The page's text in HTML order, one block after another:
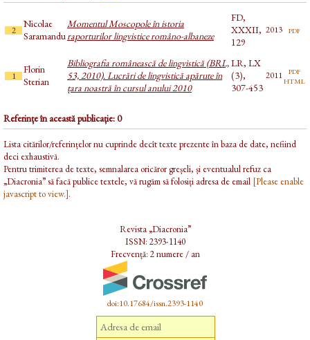
2
Nicolae
Saramandu
Momentul Moscopole în istoria
raporturilor lingvistice româno-albaneze
FD,
XXXII,
129
2013 pdf
1
Florin
Sterian
Bibliografia românească de lingvistică (BRL,
53, 2010). Lucrări de lingvistică apărute în
țara noastră în cursul anului 2010
LR, LX
(3),
307-453
2011 pdf
html
Referințe în această publicație: 0
Lista citărilor/referințelor nu cuprinde decît texte prezente în baza de date, nefiind
deci exhaustivă.
Pentru trimiterea de texte, semnalarea oricăror greșeli, și eventualul refuz ca
„Diacronia” să facă publice textele, vă rugăm să folosiți adresa de email [Please enable
javascript to view.].
Revista „Diacronia”
ISSN: 2393-1140
Frecvență: 2 numere / an
doi:10.17684/issn.2393-1140